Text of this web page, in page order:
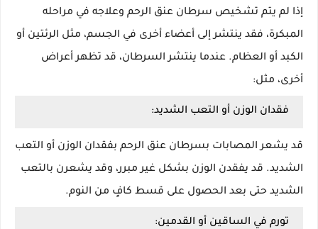
إذا لم يتم تشخيص سرطان عنق الرحم وعلاجه في مراحله
المبكرة، فقد ينتشر إلى أعضاء أخرى في الجسم، مثل الرئتين أو
الكبد أو العظام. عندما ينتشر السرطان، قد تظهر أعراض
أخرى، مثل:
فقدان الوزن أو التعب الشديد:
قد يشعر المصابات بسرطان عنق الرحم بفقدان الوزن أو التعب
الشديد. قد يفقدن الوزن بشكل غير مبرر، وقد يشعرن بالتعب
الشديد حتى بعد الحصول على قسط كافٍ من النوم.
تورم في الساقين أو القدمين: